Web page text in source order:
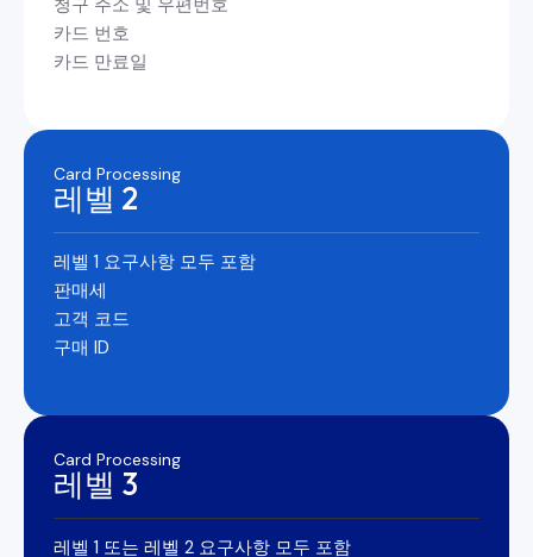
청구 주소 및 우편번호
카드 번호
카드 만료일
Card Processing
레벨 2
레벨 1 요구사항 모두 포함
판매세
고객 코드
구매 ID
Card Processing
레벨 3
레벨 1 또는 레벨 2 요구사항 모두 포함